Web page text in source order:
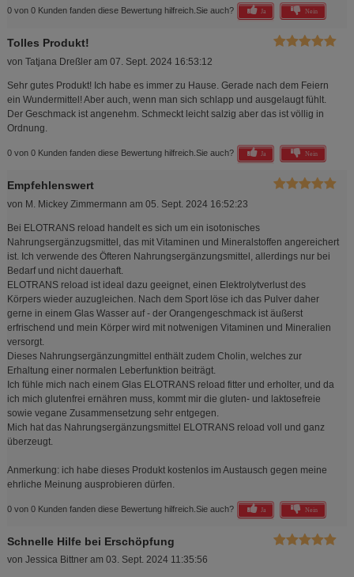
0 von 0 Kunden fanden diese Bewertung hilfreich. Sie auch? Ja Nein
Tolles Produkt!
von Tatjana Dreßleram 07. Sept. 2024 16:53:12
Sehr gutes Produkt! Ich habe es immer zu Hause. Gerade nach dem Feiern
ein Wundermittel! Aber auch, wenn man sich schlapp und ausgelaugt fühlt.
Der Geschmack ist angenehm. Schmeckt leicht salzig aber das ist völlig in
Ordnung.
0 von 0 Kunden fanden diese Bewertung hilfreich. Sie auch? Ja Nein
Empfehlenswert
von M. Mickey Zimmermann am 05. Sept. 2024 16:52:23
Bei ELOTRANS reload handelt es sich um ein isotonisches
Nahrungsergänzugsmittel, das mit Vitaminen und Mineralstoffen angereichert
ist. Ich verwende des Öfteren Nahrungsergänzungsmittel, allerdings nur bei
Bedarf und nicht dauerhaft.
ELOTRANS reload ist ideal dazu geeignet, einen Elektrolytverlust des
Körpers wieder auzugleichen. Nach dem Sport löse ich das Pulver daher
gerne in einem Glas Wasser auf - der Orangengeschmack ist äußerst
erfrischend und mein Körper wird mit notwenigen Vitaminen und Mineralien
versorgt.
Dieses Nahrungsergänzungmittel enthält zudem Cholin, welches zur
Erhaltung einer normalen Leberfunktion beiträgt.
Ich fühle mich nach einem Glas ELOTRANS reload fitter und erholter, und da
ich mich glutenfrei ernähren muss, kommt mir die gluten- und laktosefreie
sowie vegane Zusammensetzung sehr entgegen.
Mich hat das Nahrungsergänzungsmittel ELOTRANS reload voll und ganz
überzeugt.
Anmerkung: ich habe dieses Produkt kostenlos im Austausch gegen meine
ehrliche Meinung ausprobieren dürfen.
0 von 0 Kunden fanden diese Bewertung hilfreich. Sie auch? Ja Nein
Schnelle Hilfe bei Erschöpfung
von Jessica Bittneram 03. Sept. 2024 11:35:56